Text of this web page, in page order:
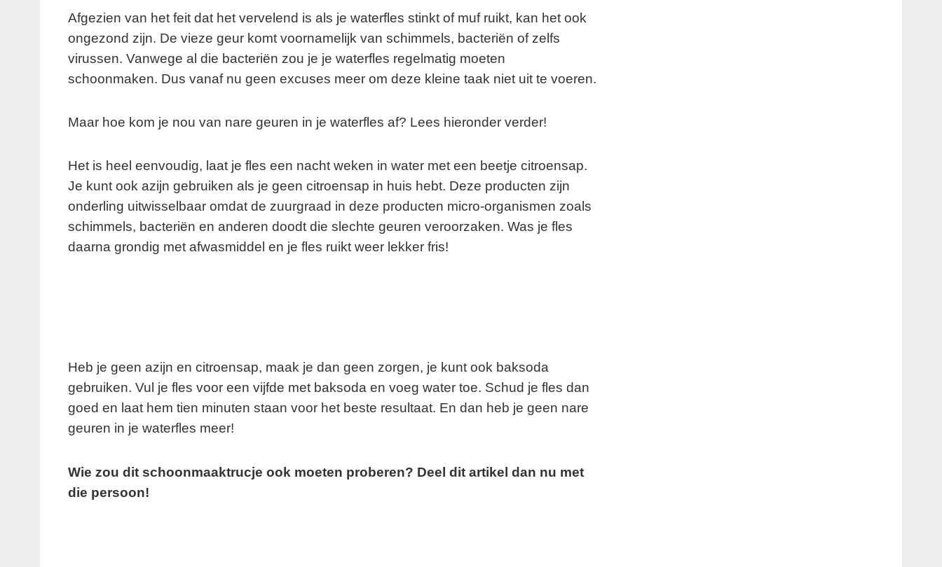
Afgezien van het feit dat het vervelend is als je waterfles stinkt of muf ruikt, kan het ook
ongezond zijn. De vieze geur komt voornamelijk van schimmels, bacteriën of zelfs
virussen. Vanwege al die bacteriën zou je je waterfles regelmatig moeten
schoonmaken. Dus vanaf nu geen excuses meer om deze kleine taak niet uit te voeren.
Maar hoe kom je nou van nare geuren in je waterfles af? Lees hieronder verder!
Het is heel eenvoudig, laat je fles een nacht weken in water met een beetje citroensap.
Je kunt ook azijn gebruiken als je geen citroensap in huis hebt. Deze producten zijn
onderling uitwisselbaar omdat de zuurgraad in deze producten micro-organismen zoals
schimmels, bacteriën en anderen doodt die slechte geuren veroorzaken. Was je fles
daarna grondig met afwasmiddel en je fles ruikt weer lekker fris!
Heb je geen azijn en citroensap, maak je dan geen zorgen, je kunt ook baksoda
gebruiken. Vul je fles voor een vijfde met baksoda en voeg water toe. Schud je fles dan
goed en laat hem tien minuten staan voor het beste resultaat. En dan heb je geen nare
geuren in je waterfles meer!
Wie zou dit schoonmaaktrucje ook moeten proberen? Deel dit artikel dan nu met
die persoon!